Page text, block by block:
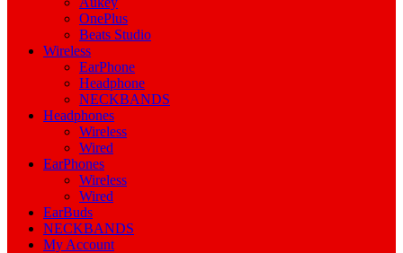
OnePlus
Beats Studio
Wireless
EarPhone
Headphone
NECKBANDS
Headphones
Wireless
Wired
EarPhones
Wireless
Wired
EarBuds
NECKBANDS
My Account